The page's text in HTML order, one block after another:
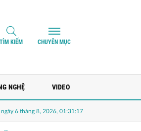
TÌM KIẾM CHUYÊN MỤC
NGHỆ VIDEO
chính mang về chưa tới trăm triệu, MHC rót
6 tháng 8, 2026, 01:31:18